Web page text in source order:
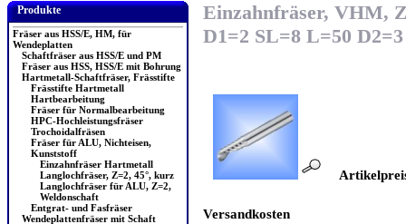
Produkte
Fräser aus HSS/E, HM, für
Wendeplatten
Schaftfräser aus HSS/E und PM
Fräser aus HSS, HSS/E mit Bohrung
Hartmetall-Schaftfräser, Frässtifte
Frässtifte Hartmetall
Hartbearbeitung
Fräser für Normalbearbeitung
HPC-Hochleistungsfräser
Trochoidalfräsen
Fräser für ALU, Nichteisen,
Kunststoff
Einzahnfräser Hartmetall
Langlochfräser, Z=2, 45°, kurz
Langlochfräser für ALU, Z=2,
Weldonschaft
Entgrat- und Fasfräser
Wendeplattenfräser mit Schaft
Einzahnfräser, VHM,
D1=2 SL=8 L=50 D2=3
Versandkosten